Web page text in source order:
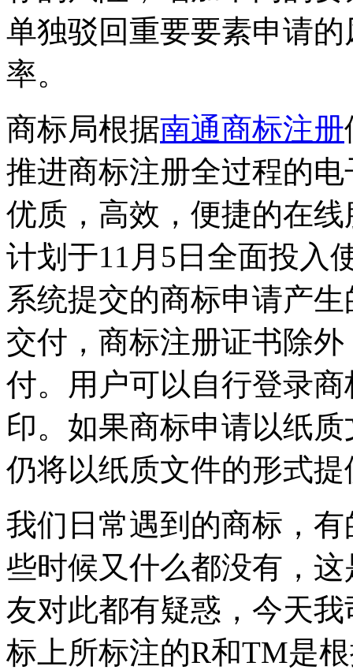
单独驳回重要要素申请
率。
商标局根据南通商标注册
推进商标注册全过程的
优质，高效，便捷的在
计划于11月5日全面投入
系统提交的商标申请产
交付，商标注册证书除
付。用户可以自行登录
印。如果商标申请以纸
仍将以纸质文件的形式提
我们日常遇到的商标，
些时候又什么都没有，
友对此都有疑惑，今天
标上所标注的R和TM是